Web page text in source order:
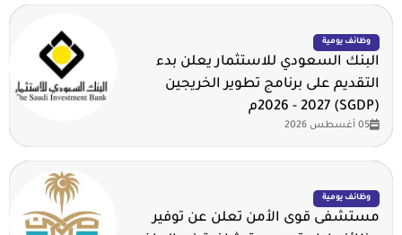
وظائف يومية
البنك السعودي للاستثمار يعلن بدء
التقديم على برنامج تطوير الخريجين
(SGDP) 2026 - 2027م
05 أغسطس 2026
وظائف يومية
مستشفى قوى الأمن تعلن عن توفير